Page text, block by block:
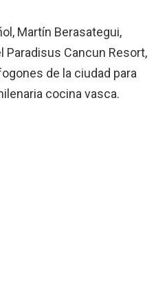
Martín Berasategui,
Paradisus Cancun Resort,
de la ciudad para
cocina vasca.